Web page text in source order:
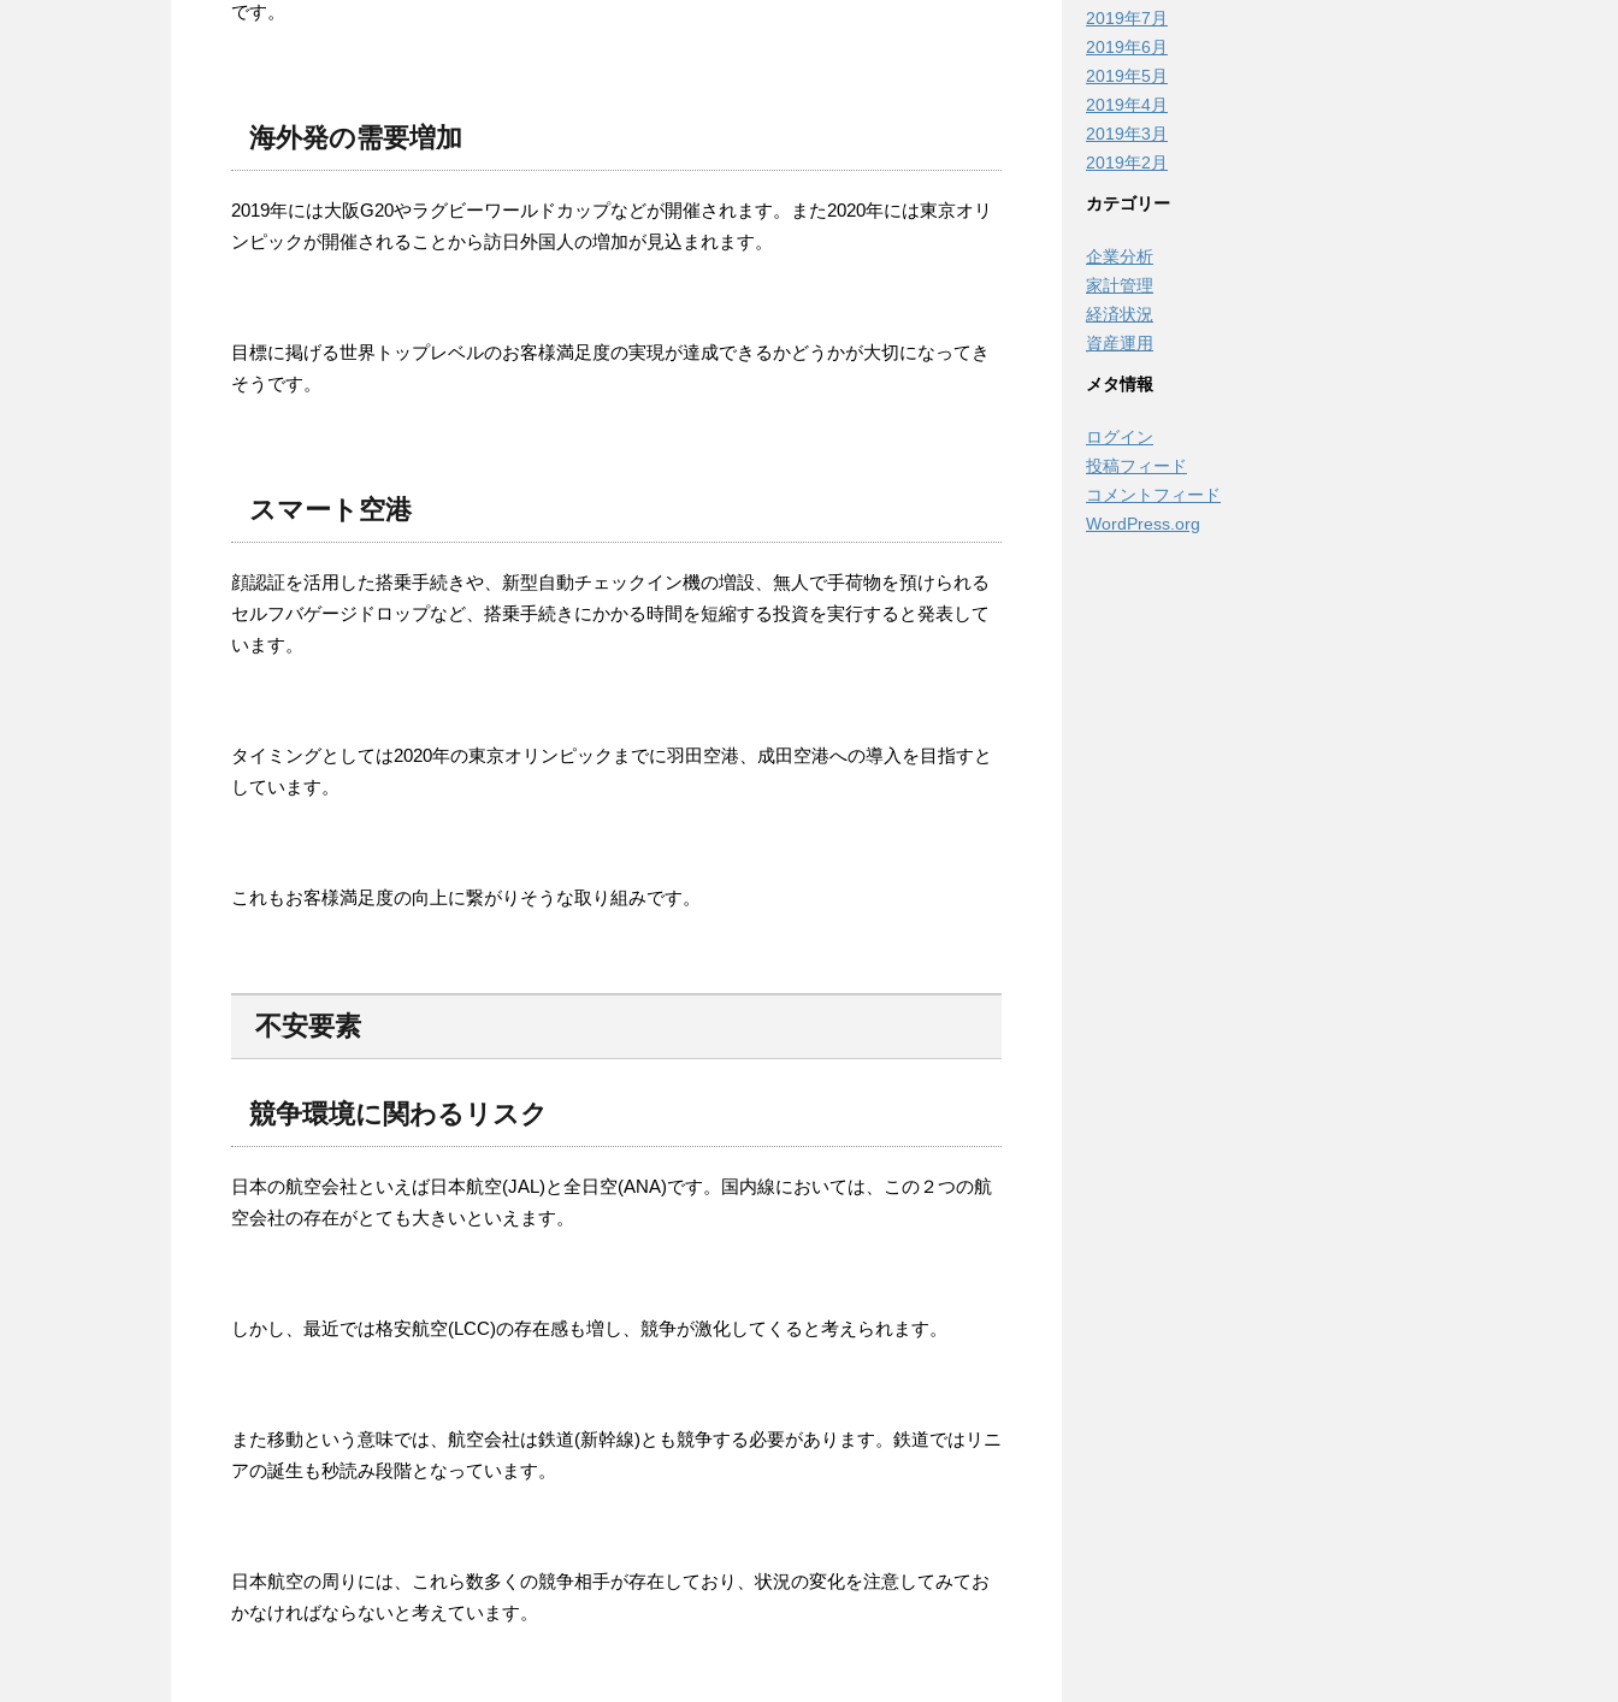
です。
海外発の需要増加
2019年には大阪G20やラグビーワールドカップなどが開催されます。また2020年には東京オリ
ンピックが開催されることから訪日外国人の増加が見込まれます。
目標に掲げる世界トップレベルのお客様満足度の実現が達成できるかどうかが大切になってき
そうです。
スマート空港
顔認証を活用した搭乗手続きや、新型自動チェックイン機の増設、無人で手荷物を預けられる
セルフバゲージドロップなど、搭乗手続きにかかる時間を短縮する投資を実行すると発表して
います。
タイミングとしては2020年の東京オリンピックまでに羽田空港、成田空港への導入を目指すと
しています。
これもお客様満足度の向上に繋がりそうな取り組みです。
不安要素
競争環境に関わるリスク
日本の航空会社といえば日本航空(JAL)と全日空(ANA)です。国内線においては、この２つの航
空会社の存在がとても大きいといえます。
しかし、最近では格安航空(LCC)の存在感も増し、競争が激化してくると考えられます。
また移動という意味では、航空会社は鉄道(新幹線)とも競争する必要があります。鉄道ではリニ
アの誕生も秒読み段階となっています。
日本航空の周りには、これら数多くの競争相手が存在しており、状況の変化を注意してみてお
かなければならないと考えています。
2019年7月
2019年6月
2019年5月
2019年4月
2019年3月
2019年2月
カテゴリー
企業分析
家計管理
経済状況
資産運用
メタ情報
ログイン
投稿フィード
コメントフィード
WordPress.org